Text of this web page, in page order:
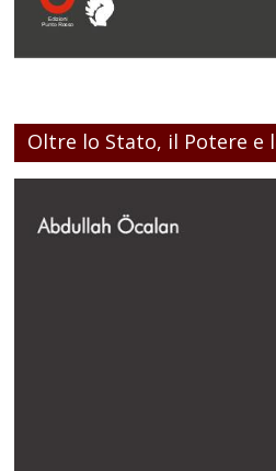
Oltre lo Stato, il Potere e